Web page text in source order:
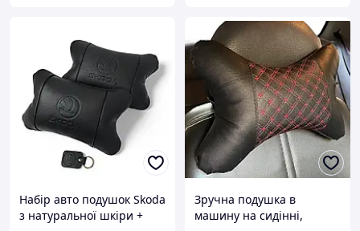
Набір авто подушок Skoda
з натуральної шкіри +
Зручна подушка в
машину на сидінні,